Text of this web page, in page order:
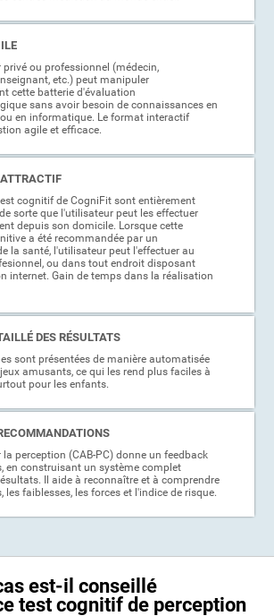
ou professionnel (médecin,
etc.) peut manipuler
cette batterie d'évaluation
sans avoir besoin de connaissances en
en informatique. Le format interactif
agile et efficace.
cognitif de CogniFit sont entièrement
sorte que l'utilisateur peut les effectuer
depuis son domicile. Lorsque cette
a été recommandée par un
la santé, l'utilisateur peut l'effectuer au
ou dans tout endroit disposant
internet. Gain de temps dans la réalisation
DES RÉSULTATS
sont présentées de manière automatisée
amusants, ce qui les rend plus faciles à
pour les enfants.
la perception (CAB-PC) donne un feedback
en construisant un système complet
Il aide à reconnaître et à comprendre
les faiblesses, les forces et l'indice de risque.
est-il conseillé
test cognitif de perception